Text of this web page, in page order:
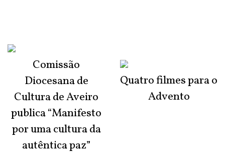
Comissão
Diocesana de
Cultura de Aveiro
publica “Manifesto
por uma cultura da
autêntica paz”
Quatro filmes para o
Advento